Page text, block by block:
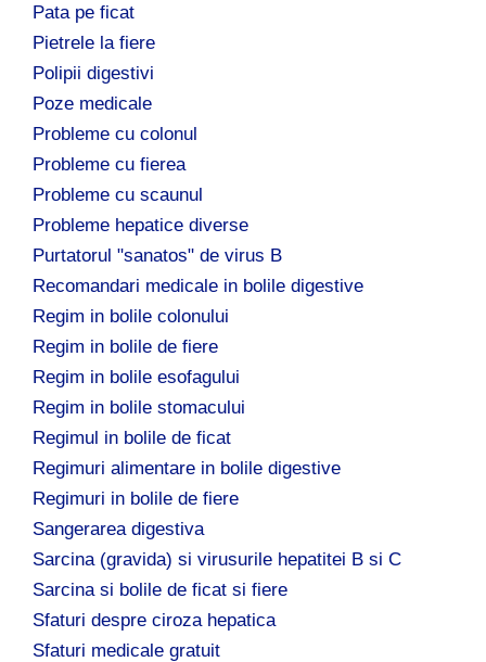
Pata pe ficat
Pietrele la fiere
Polipii digestivi
Poze medicale
Probleme cu colonul
Probleme cu fierea
Probleme cu scaunul
Probleme hepatice diverse
Purtatorul "sanatos" de virus B
Recomandari medicale in bolile digestive
Regim in bolile colonului
Regim in bolile de fiere
Regim in bolile esofagului
Regim in bolile stomacului
Regimul in bolile de ficat
Regimuri alimentare in bolile digestive
Regimuri in bolile de fiere
Sangerarea digestiva
Sarcina (gravida) si virusurile hepatitei B si C
Sarcina si bolile de ficat si fiere
Sfaturi despre ciroza hepatica
Sfaturi medicale gratuit